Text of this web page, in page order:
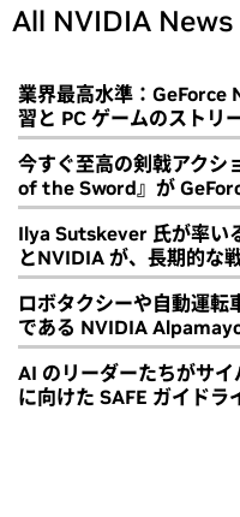
All NVIDIA News
業界最高水準：GeForce
習と PC ゲームのストリ
今すぐ至高の剣戟アク
of the Sword』が
Ilya Sutskever 氏が率
とNVIDIA が、長期的な
ロボタクシーや自動運転
である NVIDIA
AI のリーダーたちがサ
に向けた SAFE ガイドラ